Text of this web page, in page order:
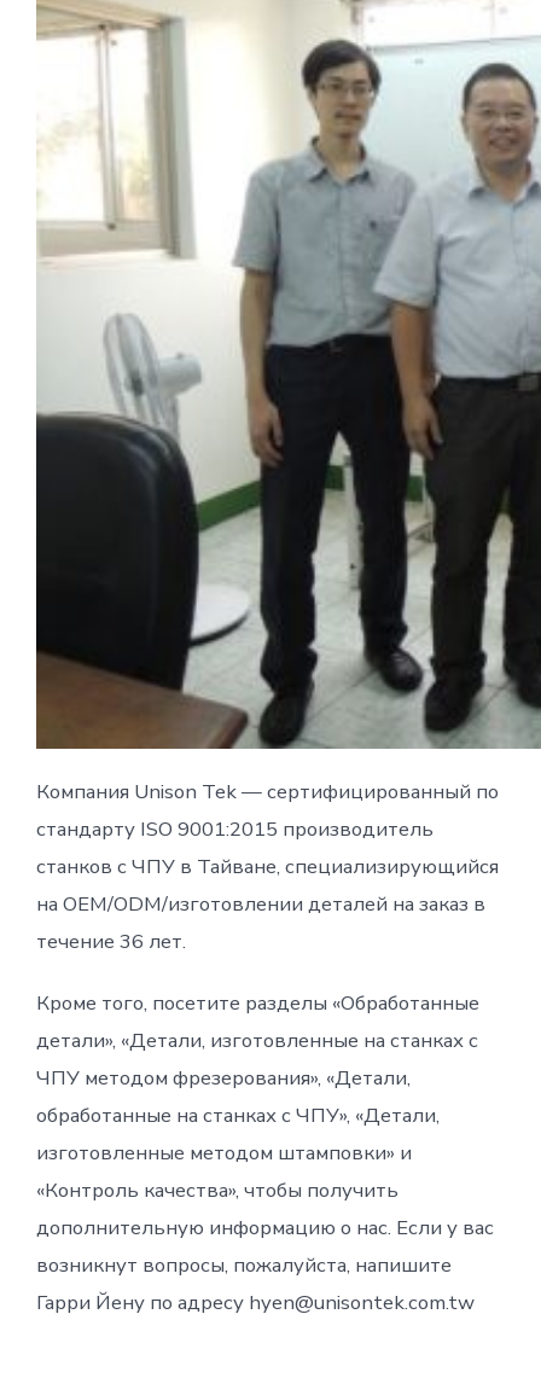
Компания Unison Tek — сертифицированный по
стандарту ISO 9001:2015 производитель
станков с ЧПУ в Тайване, специализирующийся
на OEM/ODM/изготовлении деталей на заказ в
течение 36 лет.
Кроме того, посетите разделы «Обработанные
детали», «Детали, изготовленные на станках с
ЧПУ методом фрезерования», «Детали,
обработанные на станках с ЧПУ», «Детали,
изготовленные методом штамповки» и
«Контроль качества», чтобы получить
дополнительную информацию о нас. Если у вас
возникнут вопросы, пожалуйста, напишите
Гарри Йену по адресу hyen@unisontek.com.tw